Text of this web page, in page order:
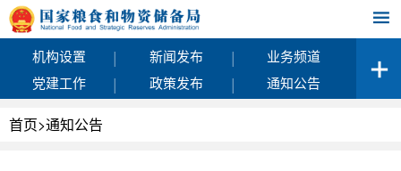
机构设置 | 新闻发布 |
业务频道
党建工作
| 政策发布 | 通知公告
首页>通知公告